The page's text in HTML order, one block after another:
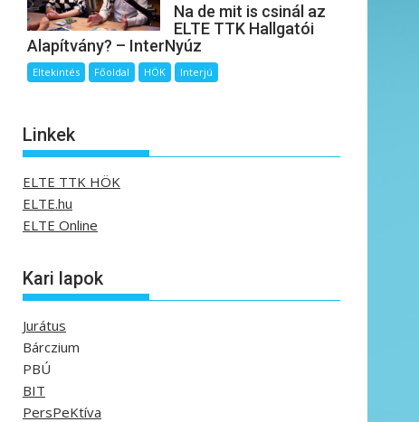
Na de mit is csinál az
ELTE TTK Hallgatói
Alapítvány? – InterNyúz
Eltekintés Főoldal HÖK Interjú
Linkek
ELTE TTK HÖK
ELTE.hu
ELTE Online
Kari lapok
Jurátus
Bárczium
PBÚ
BIT
PersPeKtíva